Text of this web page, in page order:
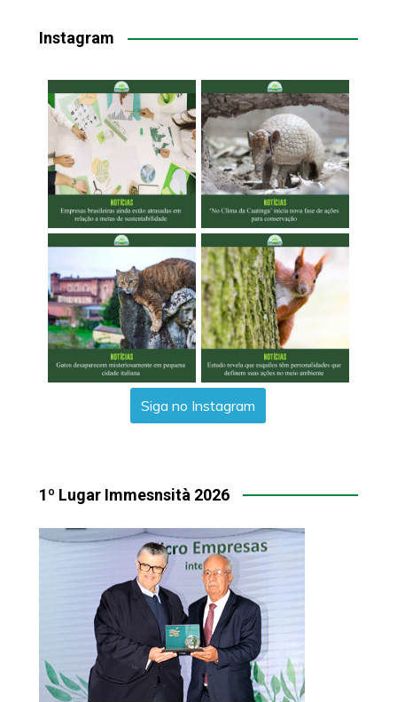
Instagram
Siga no Instagram
1º Lugar Immesnsità 2026